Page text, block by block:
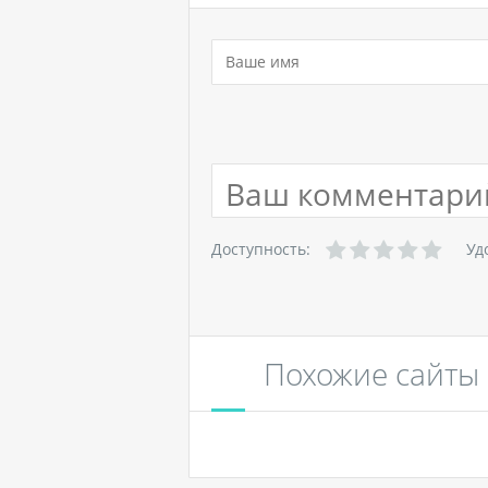
Доступность:
Похожие сайты